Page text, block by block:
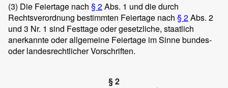
(3) Die Feiertage nach § 2Abs. 1 und die durch
Rechtsverordnung bestimmten Feiertage nach § 2Abs. 2
und 3 Nr. 1 sind Festtage oder gesetzliche, staatlich
anerkannte oder allgemeine Feiertage im Sinne bundes-
oder landesrechtlicher Vorschriften.
§ 2